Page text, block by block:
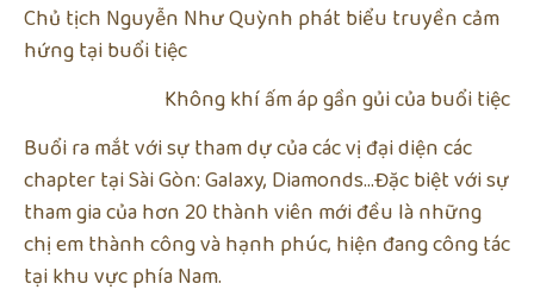
Chủ tịch Nguyễn Như Quỳnh phát biểu truyền cảm
hứng tại buổi tiệc
Không khí ấm áp gần gủi của buổi tiệc
Buổi ra mắt với sự tham dự của các vị đại diện các
chapter tại Sài Gòn: Galaxy, Diamonds…Đặc biệt với sự
tham gia của hơn 20 thành viên mới đều là những
chị em thành công và hạnh phúc, hiện đang công tác
tại khu vực phía Nam.